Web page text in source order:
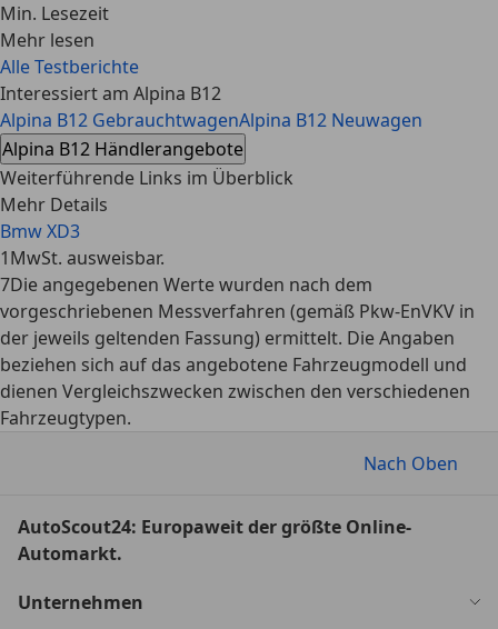
Min. Lesezeit
Mehr lesen
Alle Testberichte
Interessiert am Alpina B12
Alpina B12 GebrauchtwagenAlpina B12 Neuwagen
Alpina B12 Händlerangebote
Weiterführende Links im Überblick
Mehr Details
Bmw XD3
1MwSt. ausweisbar.
7Die angegebenen Werte wurden nach dem
vorgeschriebenen Messverfahren (gemäß Pkw-EnVKV in
der jeweils geltenden Fassung) ermittelt. Die Angaben
beziehen sich auf das angebotene Fahrzeugmodell und
dienen Vergleichszwecken zwischen den verschiedenen
Fahrzeugtypen.
Nach Oben
AutoScout24: Europaweit der größte Online-
Automarkt.
Unternehmen